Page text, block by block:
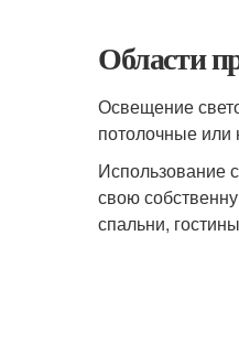
Области
Освещение
потолочные или
Использование
свою
спальни,